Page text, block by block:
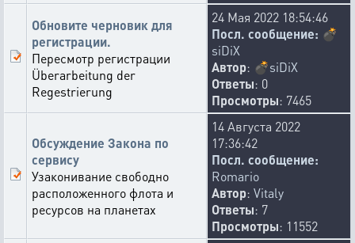
Обновите черновик для
регистрации.
Пересмотр регистрации
Überarbeitung der
Regestrierung
24 Мая 2022 18:54:46
Посл. сообщение: 💣
siDiX
Автор: 💣siDiX
Ответы: 0
Просмотры: 7465
Обсуждение Закона по
сервису
Узаконивание свободно
расположенного флота и
ресурсов на планетах
14 Августа 2022
17:36:42
Посл. сообщение:
Romario
Автор: Vitaly
Ответы: 7
Просмотры: 11552